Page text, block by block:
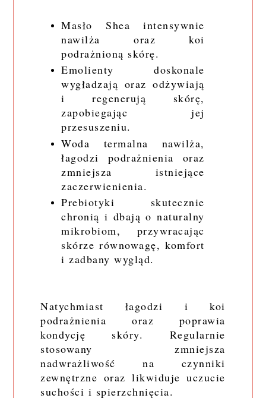
Masło Shea intensywnie
nawilża oraz koi
podrażnioną skórę.
Emolienty doskonale
wygładzają oraz odżywiają
i regenerują skórę,
zapobiegając jej
przesuszeniu.
Woda termalna nawilża,
łagodzi podrażnienia oraz
zmniejsza istniejące
zaczerwienienia.
Prebiotyki skutecznie
chronią i dbają o naturalny
mikrobiom, przywracając
skórze równowagę, komfort
i zadbany wygląd.
Natychmiast łagodzi i koi
podrażnienia oraz poprawia
kondycję skóry. Regularnie
stosowany zmniejsza
nadwrażliwość na czynniki
zewnętrzne oraz likwiduje uczucie
suchości i spierzchnięcia.